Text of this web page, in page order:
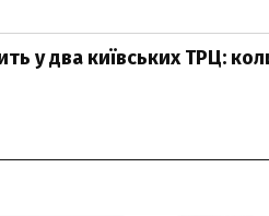
у два київських ТРЦ: